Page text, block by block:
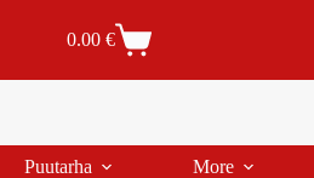
Tilauksen peruutus
0.00 €
Puutarha More